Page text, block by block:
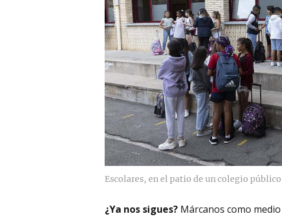
Escolares, en el patio de un colegio
¿Ya nos sigues? Márcanos como